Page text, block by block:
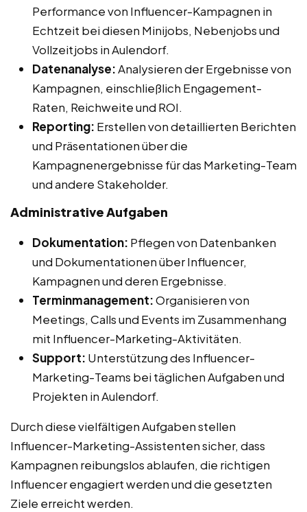
Performance von Influencer-Kampagnen in
Echtzeit bei diesen Minijobs, Nebenjobs und
Vollzeitjobs in Aulendorf.
Datenanalyse:Analysieren der Ergebnisse von
Kampagnen, einschließlich Engagement-
Raten, Reichweite und ROI.
Reporting: Erstellen von detaillierten Berichten
und Präsentationen über die
Kampagnenergebnisse für das Marketing-Team
und andere Stakeholder.
Administrative Aufgaben
Dokumentation: Pflegen von Datenbanken
und Dokumentationen über Influencer,
Kampagnen und deren Ergebnisse.
Terminmanagement:Organisieren von
Meetings, Calls und Events im Zusammenhang
mit Influencer-Marketing-Aktivitäten.
Support: Unterstützung des Influencer-
Marketing-Teams bei täglichen Aufgaben und
Projekten in Aulendorf.
Durch diese vielfältigen Aufgaben stellen
Influencer-Marketing-Assistenten sicher, dass
Kampagnen reibungslos ablaufen, die richtigen
Influencer engagiert werden und die gesetzten
Ziele erreicht werden.